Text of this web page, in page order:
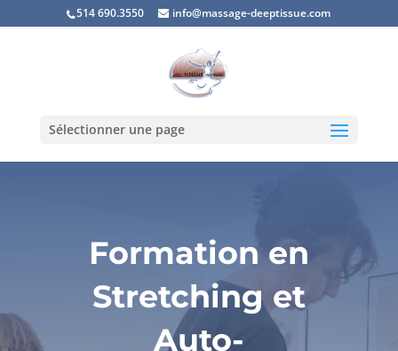
514 690.3550 info@massage-deeptissue.com
Sélectionner une page
Formation en
Stretching et
Auto-